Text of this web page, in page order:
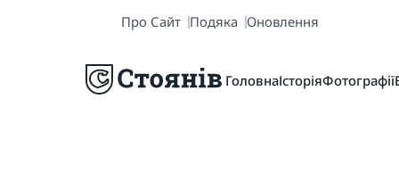
Про Сайт Подяка Оновлення
ГоловнаІсторіяФотографії